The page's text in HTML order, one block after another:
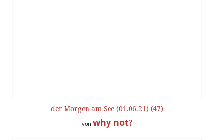
der Morgen am See (01.06.21) (47)
von why not?